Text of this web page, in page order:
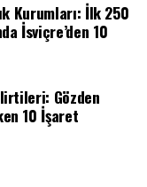
Kurumları: İlk 250
İsviçre’den 10
Gözden
10 İşaret